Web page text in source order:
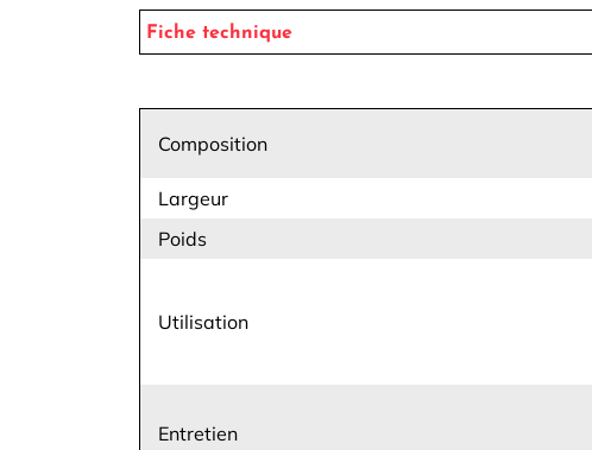
Fiche technique
Composition
Largeur
Poids
Utilisation
Entretien